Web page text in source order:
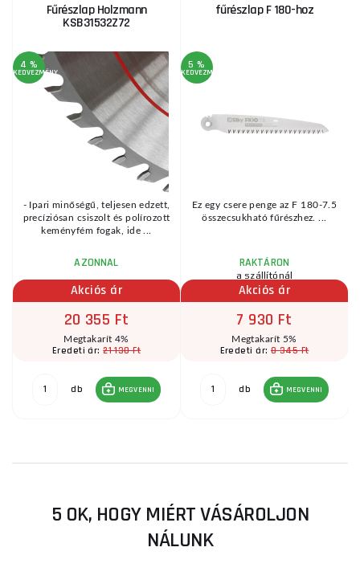
Fűrészlap Holzmann
KSB31532Z72
4 %
KEDVEZMÉNY
- Ipari minőségű, teljesen edzett,
precíziósan csiszolt és polírozott
keményfém fogak, ide ...
AZONNAL
Akciós ár
20 355 Ft
Megtakarít 4%
Eredeti ár:21 130 Ft
db MEGVENNI
fűrészlap F 180-hoz
5 %
KEDVEZMÉNY
Ez egy csere penge az F 180-7.5
összecsukható fűrészhez. ...
RAKTÁRON
a szállítónál
Akciós ár
7 930 Ft
Megtakarít 5%
Eredeti ár:8 345 Ft
db MEGVENNI
5 OK, HOGY MIÉRT VÁSÁROLJON
NÁLUNK